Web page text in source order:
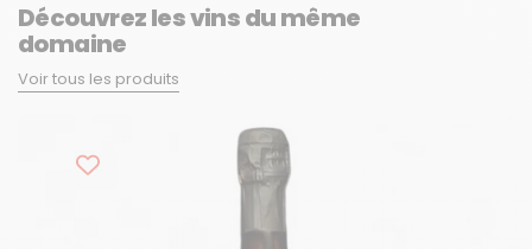
Découvrez les vins du même
domaine
Voir tous les produits